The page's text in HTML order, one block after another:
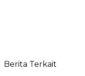
Berita Terkait